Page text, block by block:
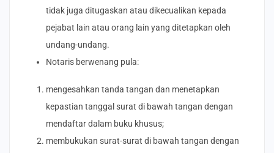
tidak juga ditugaskan atau dikecualikan kepada
pejabat lain atau orang lain yang ditetapkan oleh
undang-undang.
Notaris berwenang pula:
mengesahkan tanda tangan dan menetapkan
kepastian tanggal surat di bawah tangan dengan
mendaftar dalam buku khusus;
membukukan surat-surat di bawah tangan dengan